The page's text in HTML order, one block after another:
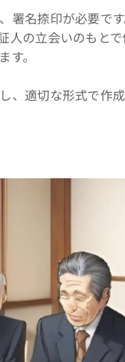
名捺印が必要で
人の立会いのもと
。
適切な形式で作成